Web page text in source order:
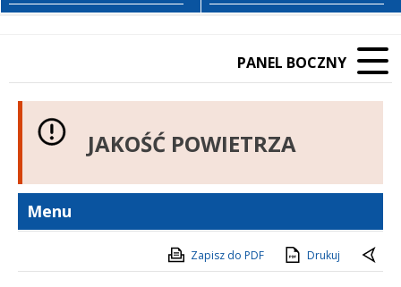
PANEL BOCZNY
JAKOŚĆ POWIETRZA
Menu
Zapisz do PDF Drukuj